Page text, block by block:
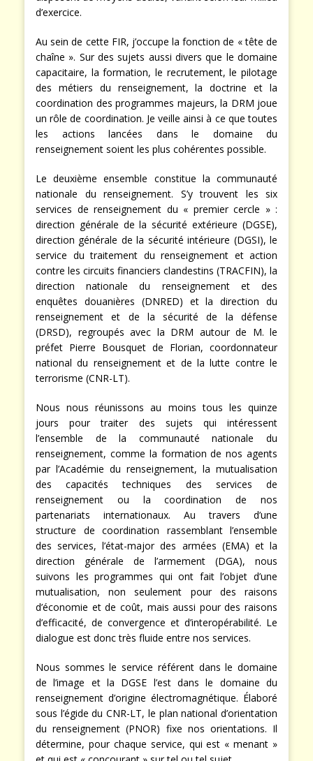
d’exercice.
Au sein de cette FIR, j’occupe la fonction de « tête de
chaîne ». Sur des sujets aussi divers que le domaine
capacitaire, la formation, le recrutement, le pilotage
des métiers du renseignement, la doctrine et la
coordination des programmes majeurs, la DRM joue
un rôle de coordination. Je veille ainsi à ce que toutes
les actions lancées dans le domaine du
renseignement soient les plus cohérentes possible.
Le deuxième ensemble constitue la communauté
nationale du renseignement. S’y trouvent les six
services de renseignement du « premier cercle » :
direction générale de la sécurité extérieure (DGSE),
direction générale de la sécurité intérieure (DGSI), le
service du traitement du renseignement et action
contre les circuits financiers clandestins (TRACFIN), la
direction nationale du renseignement et des
enquêtes douanières (DNRED) et la direction du
renseignement et de la sécurité de la défense
(DRSD), regroupés avec la DRM autour de M. le
préfet Pierre Bousquet de Florian, coordonnateur
national du renseignement et de la lutte contre le
terrorisme (CNR-LT).
Nous nous réunissons au moins tous les quinze
jours pour traiter des sujets qui intéressent
l’ensemble de la communauté nationale du
renseignement, comme la formation de nos agents
par l’Académie du renseignement, la mutualisation
des capacités techniques des services de
renseignement ou la coordination de nos
partenariats internationaux. Au travers d’une
structure de coordination rassemblant l’ensemble
des services, l’état-major des armées (EMA) et la
direction générale de l’armement (DGA), nous
suivons les programmes qui ont fait l’objet d’une
mutualisation, non seulement pour des raisons
d’économie et de coût, mais aussi pour des raisons
d’efficacité, de convergence et d’interopérabilité. Le
dialogue est donc très fluide entre nos services.
Nous sommes le service référent dans le domaine
de l’image et la DGSE l’est dans le domaine du
renseignement d’origine électromagnétique. Élaboré
sous l’égide du CNR-LT, le plan national d’orientation
du renseignement (PNOR) fixe nos orientations. Il
détermine, pour chaque service, qui est « menant »